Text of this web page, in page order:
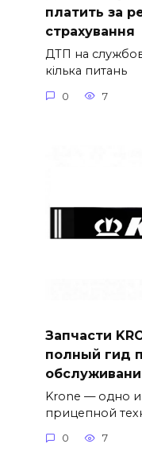
платить за
страхування
ДТП на
кілька питань
0 7
Запчасти
полный гид
Krone — одно
прицепной
0 7